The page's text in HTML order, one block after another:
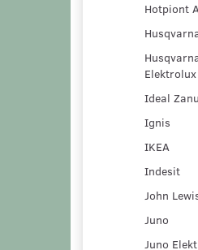
Hotpiont
Elektrolux
Ideal
Ignis
IKEA
Indesit
John
Juno
Juno